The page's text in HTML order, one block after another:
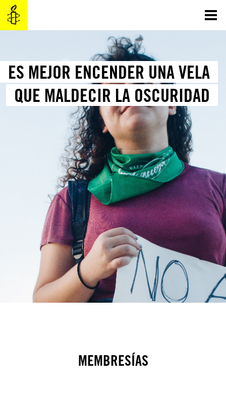
Saltar
contenido
ES MEJOR ENCENDER UNA VELA
QUE MALDECIR LA OSCURIDAD
MEMBRESÍAS